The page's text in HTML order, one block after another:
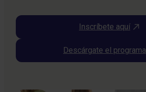
Inscríbete aquí
Descárgate el programa